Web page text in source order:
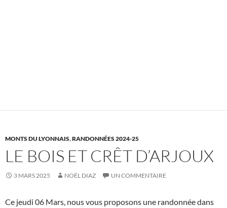
MONTS DU LYONNAIS,RANDONNÉES 2024-25
LE BOIS ET CRÊT D’ARJOUX
3 MARS 2025 NOËL DIAZ UN COMMENTAIRE
Ce jeudi 06 Mars, nous vous proposons une randonnée dans